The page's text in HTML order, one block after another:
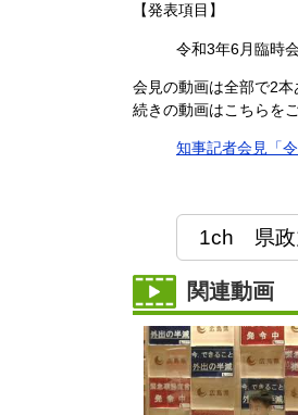
【発表項目】
令和3年6月臨時
会見の動画は全部で2本
続きの動画はこちらを
知事記者会見「
1ch 県政
関連動画